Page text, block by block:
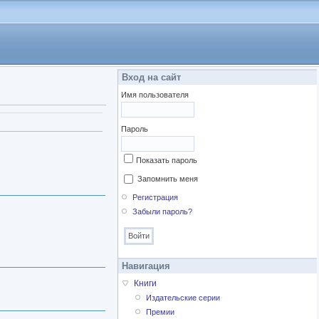
Вход на сайт
Имя пользователя
Пароль
Показать пароль
Запомнить меня
Регистрация
Забыли пароль?
Навигация
Книги
Издательские серии
Премии